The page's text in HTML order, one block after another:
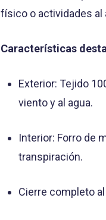
físico o actividades al
Características
Exterior: Tejido
viento y al agua.
Interior: Forro de
transpiración.
Cierre completo